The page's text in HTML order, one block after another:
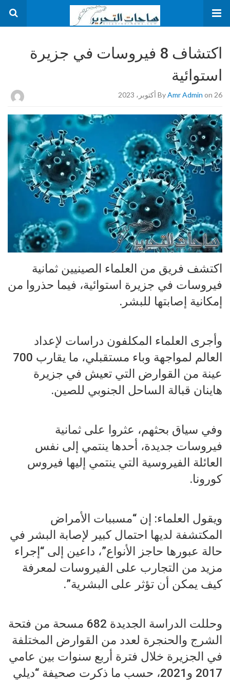
اكتشاف 8 فيروسات في جزيرة
استوائية
ByAmr Admin on 26 أكتوبر، 2023
اكتشف فريق من العلماء الصينيين ثمانية
فيروسات في جزيرة استوائية، فيما حذروا من
إمكانية إصابتها للبشر.
وأجرى العلماء المكلفون دراسات لإعداد
العالم لمواجهة وباء مستقبلي، ما يقارب 700
عينة من القوارض التي تعيش في جزيرة
هاينان قبالة الساحل الجنوبي للصين.
وفي سياق بحثهم، عثروا على ثمانية
فيروسات جديدة، أحدها ينتمي إلى نفس
العائلة الفيروسية التي ينتمي إليها فيروس
كورونا.
ويقول العلماء: إن “مسببات الأمراض
المكتشفة لديها احتمال كبير لإصابة البشر في
حالة عبورها حاجز الأنواع”، داعين إلى “إجراء
مزيد من التجارب على الفيروسات لمعرفة
كيف يمكن أن تؤثر على البشرية”.
وحللت الدراسة الجديدة 682 مسحة من فتحة
الشرج والحنجرة لعدد من القوارض المختلفة
في الجزيرة خلال فترة أربع سنوات بين عامي
2017 و2021، حسب ما ذكرت صحيفة “ديلي